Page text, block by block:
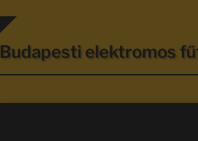
Budapesti elektromos